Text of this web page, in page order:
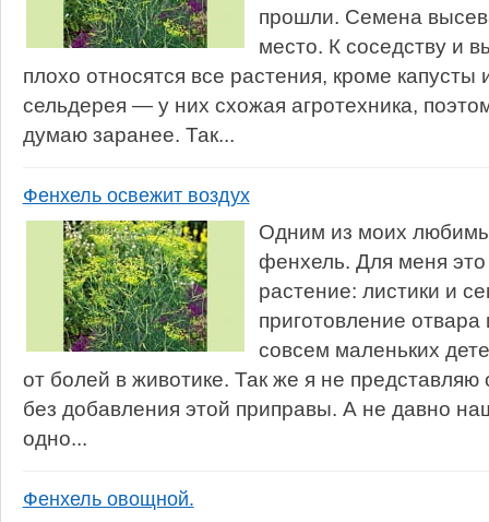
прошли. Семена
место. К соседству и
плохо относятся все растения, кроме капусты
сельдерея — у них схожая агротехника,
думаю заранее. Так...
Фенхель освежит воздух
Одним из моих
фенхель. Для меня
растение: листики и
приготовление
совсем маленьких
от болей в животике. Так же я не представляю
без добавления этой приправы. А не давно
одно...
Фенхель овощной.